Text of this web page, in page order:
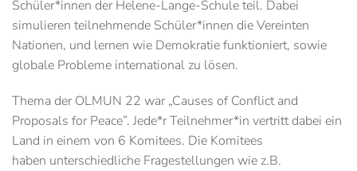
Schüler*innen der Helene-Lange-Schule teil. Dabei
simulieren teilnehmende Schüler*innen die Vereinten
Nationen, und lernen wie Demokratie funktioniert, sowie
globale Probleme international zu lösen.
Thema der OLMUN 22 war „Causes of Conflict and
Proposals for Peace”. Jede*r Teilnehmer*in vertritt dabei ein
Land in einem von 6 Komitees. Die Komitees
haben unterschiedliche Fragestellungen wie z.B.